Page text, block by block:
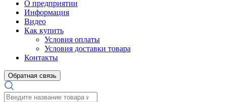
О предприятии
Информация
Видео
Как купить
Условия оплаты
Условия доставки товара
Контакты
Обратная связь